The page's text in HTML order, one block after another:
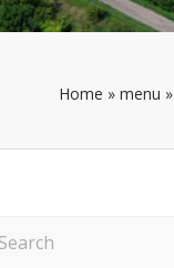
Home » menu »